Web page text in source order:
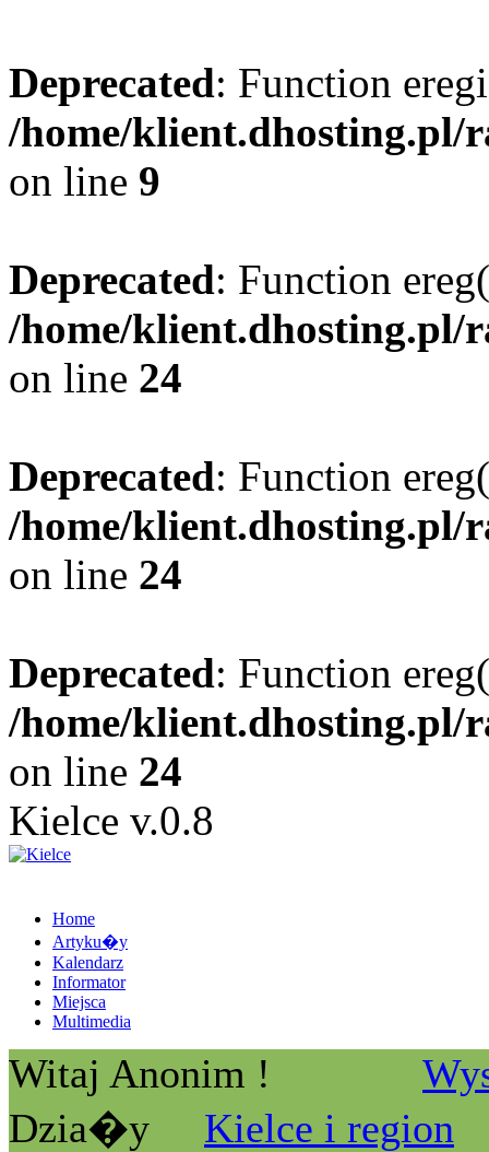
Deprecated: Function
/home/klient.dhosting.pl/
on line 9
Deprecated: Function
/home/klient.dhosting.pl/
on line 24
Deprecated: Function
/home/klient.dhosting.pl/
on line 24
Deprecated: Function
/home/klient.dhosting.pl/
on line 24
Kielce v.0.8
Home
Artyku�y
Kalendarz
Informator
Miejsca
Multimedia
Witaj Anonim !
Dzia�y
Kielce i region